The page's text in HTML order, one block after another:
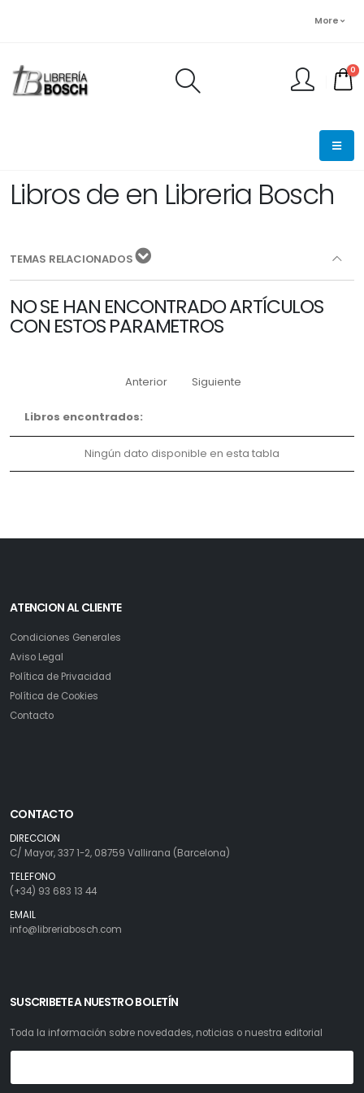
More
0
Libros de en Libreria Bosch
TEMAS RELACIONADOS
NO SE HAN ENCONTRADO ARTÍCULOS
CON ESTOS PARAMETROS
Anterior Siguiente
Libros encontrados:
Ningún dato disponible en esta tabla
ATENCION AL CLIENTE
Condiciones Generales
Aviso Legal
Política de Privacidad
Política de Cookies
Contacto
CONTACTO
DIRECCION
C/ Mayor, 337 1-2, 08759 Vallirana (Barcelona)
TELEFONO
(+34) 93 683 13 44
EMAIL
info@libreriabosch.com
SUSCRIBETE A NUESTRO BOLETÍN
Toda la información sobre novedades, noticias o nuestra editorial